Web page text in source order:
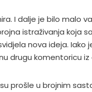
I dalje je bilo malo
istraživanja koja
nova ideja.
drugu komentoricu
prošle u brojnim